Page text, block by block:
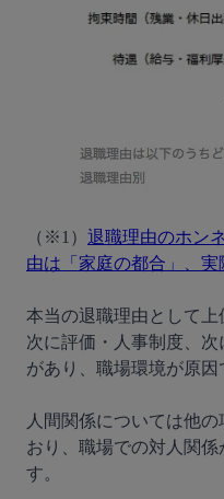
（※1） 退職理由のホン
由は「家庭の都合」、
本当の退職理由として
次に評価・人事制度、
があり、職場環境が原因
人間関係については他
おり、職場での対人関
す。